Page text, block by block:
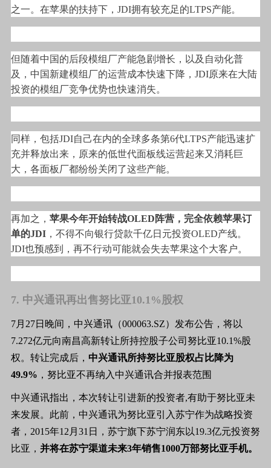
之一。在苹果的扶持下，JDI拥有较充足的LTPS产能。
但随着中国的后段模组厂产能急剧增长，以及自动化普
及，中国新建模组厂的运营成本快速下降，JDI原来在大陆
投资的模组厂竞争优势也快速消失。
同样，包括JDI自己在内的全球多条第6代LTPS产能迅速扩
充并释放出来，原来的低世代面板线运营起来又消耗巨
大，各面板厂都纷纷关闭了这些产能。
再加之， 苹果今年开始转战OLED阵营，完全依赖苹果订
单的JDI ，不得不向银行贷款千亿日元投资OLED产线。
JDI也预感到，再不行动可能就会失去苹果这个大客户。
7. 中兴通讯再出售努比亚10.1%股权
7月27日晚间，中兴通讯（000063.SZ）发布公告，将以
7.272亿元向南昌高新转让所持控股子公司努比亚10.1%股
权。转让完成后， 中兴通讯所持努比亚股权占比降为
49.9% ，努比亚不再纳入中兴通讯合并报表范围
中兴通讯指出，本次转让引进新的投资者,有助于努比亚未
来发展。此前，中兴通讯为努比亚引入苏宁作为战略投资
者，2015年12月31日，苏宁旗下苏宁润东以19.3亿元投资努
比亚， 并将在苏宁渠道未来3年销售1000万部努比亚手机。